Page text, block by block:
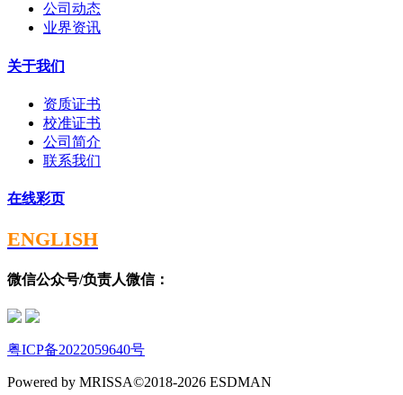
公司动态
业界资讯
关于我们
资质证书
校准证书
公司简介
联系我们
在线彩页
ENGLISH
微信公众号/负责人微信：
粤ICP备2022059640号
Powered by MRISSA©2018-2026 ESDMAN